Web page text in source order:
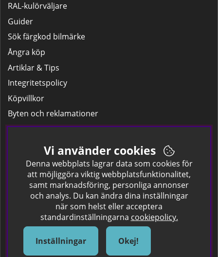
RAL-kulörväljare
Guider
Sök färgkod bilmärke
Ångra köp
Artiklar & Tips
Integritetspolicy
Köpvillkor
Byten och reklamationer
Leverans
Hitta färgkoden på bilen.
Företagskund
Om oss
Om Spraycan
IKEA Färger
Sök Säkerhetsdatablad
Vi använder cookies
Denna webbplats lagrar data som cookies för
att möjliggöra viktig webbplatsfunktionalitet,
samt marknadsföring, personliga annonser
och analys. Du kan ändra dina inställningar
när som helst eller acceptera
standardinställningarna cookiepolicy.
Inställningar Okej!